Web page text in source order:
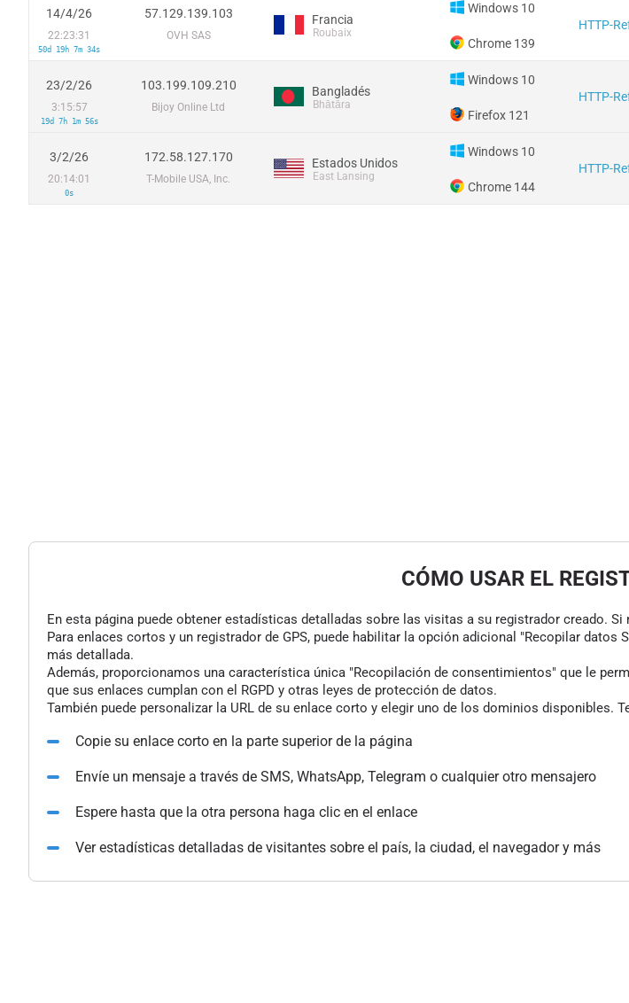
14/4/26
22:23:31
50d 19h 7m 34s
57.129.139.103
OVH SAS
Francia
Roubaix
Windows 10
Chrome 139
HTTP-
23/2/26
3:15:57
19d 7h 1m 56s
103.199.109.210
Bijoy Online Ltd
Bangladés
Bhātāra
Windows 10
Firefox 121
HTTP-
3/2/26
20:14:01
0s
172.58.127.170
T-Mobile USA, Inc.
Estados Unidos
East Lansing
Windows 10
Chrome 144
HTTP-
CÓMO USAR EL
En esta página puede obtener estadísticas detalladas sobre las visitas a su registrador creado.
Para enlaces cortos y un registrador de GPS, puede habilitar la opción adicional "Recopilar
más detallada.
Además, proporcionamos una característica única "Recopilación de consentimientos" que le
que sus enlaces cumplan con el RGPD y otras leyes de protección de datos.
También puede personalizar la URL de su enlace corto y elegir uno de los dominios disponibles.
Copie su enlace corto en la parte superior de la página
Envíe un mensaje a través de SMS, WhatsApp, Telegram o cualquier otro mensajero
Espere hasta que la otra persona haga clic en el enlace
Ver estadísticas detalladas de visitantes sobre el país, la ciudad, el navegador y más